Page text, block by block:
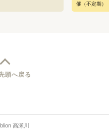
催（不定期）
頭へ戻る
高瀬川